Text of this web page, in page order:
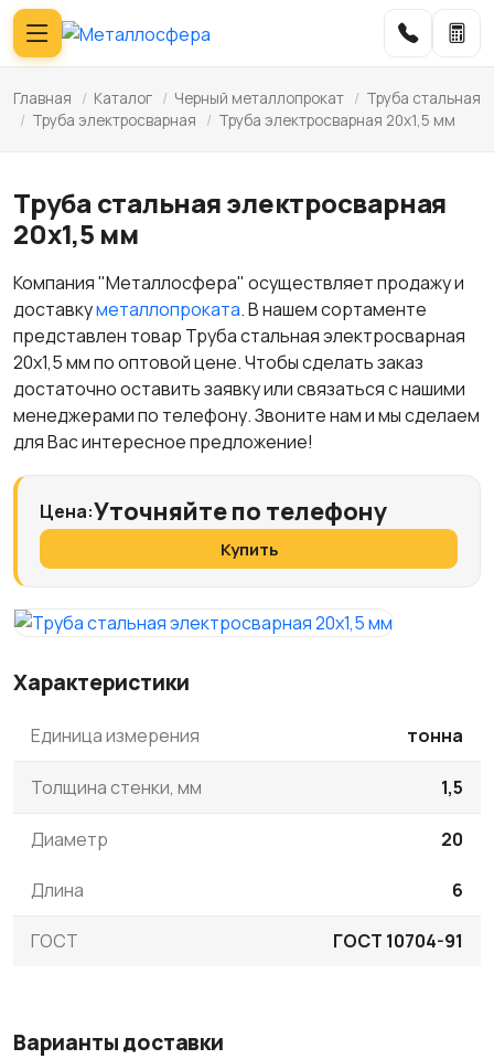
Главная / Каталог / Черный металлопрокат / Труба стальная
/ Труба электросварная / Труба электросварная 20x1,5 мм
Труба стальная электросварная
20x1,5 мм
Компания "Металлосфера" осуществляет продажу и
доставкуметаллопроката. В нашем сортаменте
представлен товар Труба стальная электросварная
20x1,5 мм по оптовой цене. Чтобы сделать заказ
достаточно оставить заявку или связаться с нашими
менеджерами по телефону. Звоните нам и мы сделаем
для Вас интересное предложение!
Цена:Уточняйте по телефону
Купить
Характеристики
Единица измерения тонна
Толщина стенки, мм 1,5
Диаметр 20
Длина 6
ГОСТ ГОСТ 10704-91
Варианты доставки